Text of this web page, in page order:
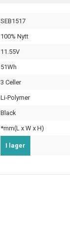
SEB1517
100% Nytt
11.55V
51Wh
3 Celler
Li-Polymer
Black
*mm(L x W x H)
I lager